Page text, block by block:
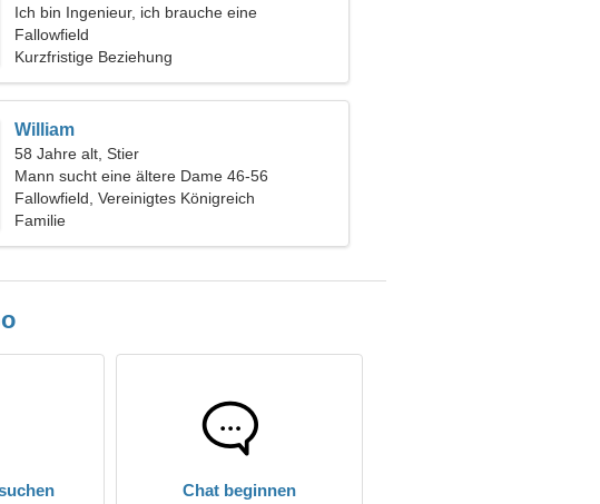
Ich bin Ingenieur, ich brauche eine
wundervolle Frau
Fallowfield
Kurzfristige Beziehung
William
58 Jahre alt, Stier
Mann sucht eine ältere Dame 46-56
Fallowfield, Vereinigtes Königreich
Familie
Chat beginnen